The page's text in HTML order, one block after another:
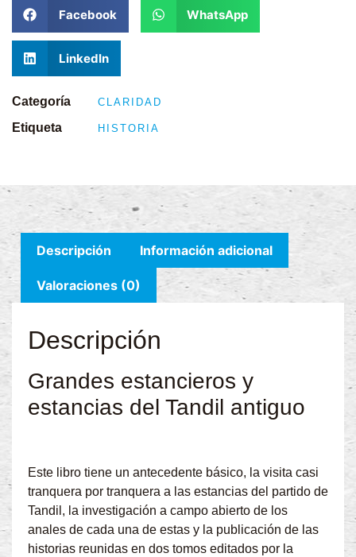
Facebook WhatsApp
LinkedIn
Categoría CLARIDAD
Etiqueta HISTORIA
Descripción Información adicional
Valoraciones (0)
Descripción
Grandes estancieros y
estancias del Tandil antiguo
Este libro tiene un antecedente básico, la visita casi
tranquera por tranquera a las estancias del partido de
Tandil, la investigación a campo abierto de los
anales de cada una de estas y la publicación de las
historias reunidas en dos tomos editados por la